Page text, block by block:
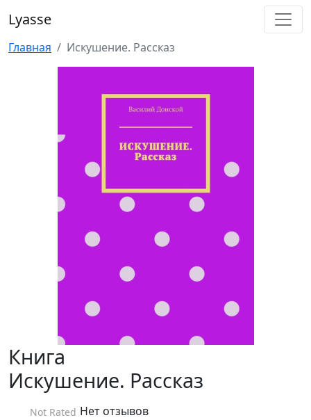
Lyasse
Главная Искушение. Рассказ
Книга
Искушение. Рассказ
Not Rated Нет отзывов